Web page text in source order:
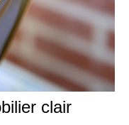
clair